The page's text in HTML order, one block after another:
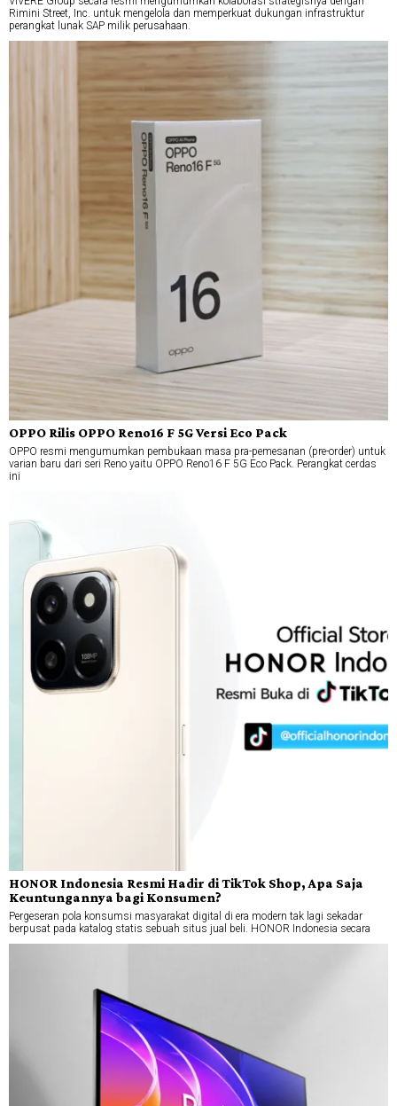
Rimini Street, Inc. untuk mengelola dan memperkuat dukungan infrastruktur
perangkat lunak SAP milik perusahaan.
OPPO Rilis OPPO Reno16 F 5G Versi Eco Pack
OPPO resmi mengumumkan pembukaan masa pra-pemesanan (pre-order) untuk
varian baru dari seri Reno yaitu OPPO Reno16 F 5G Eco Pack. Perangkat cerdas
ini
HONOR Indonesia Resmi Hadir di TikTok Shop, Apa Saja
Keuntungannya bagi Konsumen?
Pergeseran pola konsumsi masyarakat digital di era modern tak lagi sekadar
berpusat pada katalog statis sebuah situs jual beli. HONOR Indonesia secara